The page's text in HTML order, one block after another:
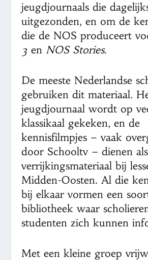
jeugdjournaals die
uitgezonden, en om de
die de NOS produceert
3 en NOS Stories.
De meeste Nederlandse
gebruiken dit materiaal.
jeugdjournaal wordt op
klassikaal gekeken, en de
kennisfilmpjes – vaak
door Schooltv – dienen als
verrijkingsmateriaal bij
Midden-Oosten. Al die
bij elkaar vormen een
bibliotheek waar
studenten zich kunnen
Met een kleine groep